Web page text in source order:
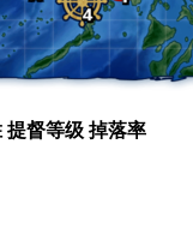
提督等级 掉落率